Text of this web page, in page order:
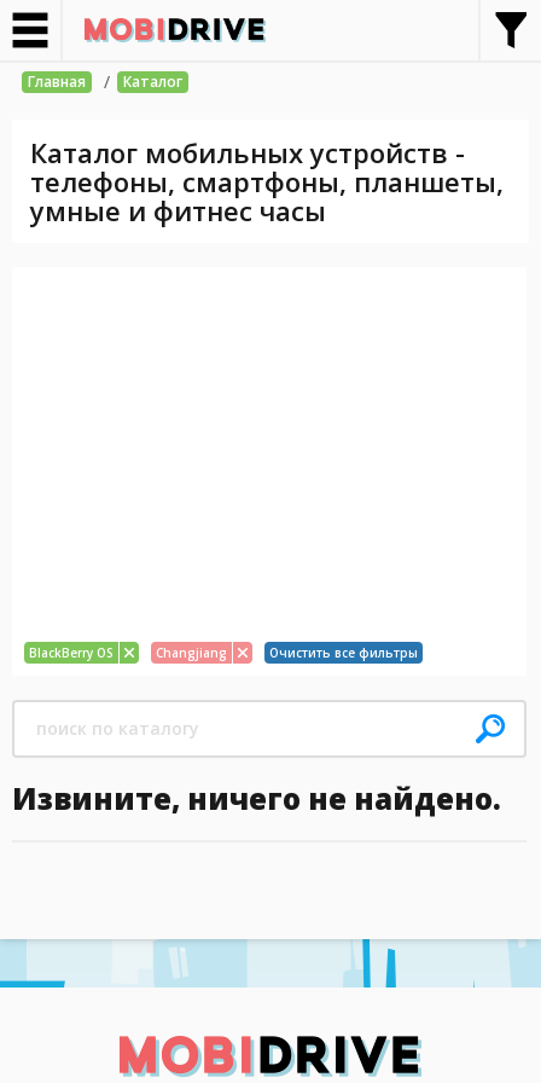
Главная / Каталог
Каталог мобильных устройств -
телефоны, смартфоны, планшеты,
умные и фитнес часы
BlackBerry OS Changjiang Очистить все фильтры
Извините, ничего не найдено.